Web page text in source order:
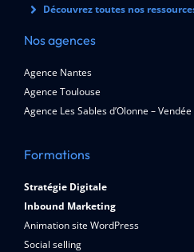
Découvrez toutes nos
Nos agences
Agence Nantes
Agence Toulouse
Agence Les Sables d’Olonne – Vendée
Formations
Stratégie Digitale
Inbound Marketing
Animation site WordPress
Social selling